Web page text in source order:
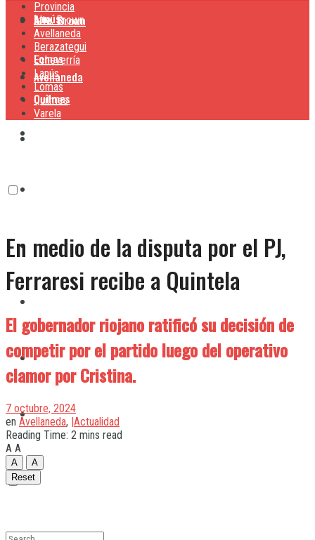
Lanús
Lomas
Quilmes
Alte. Brown
Avellaneda
Lanús
Quilmes
Varela
Provincia
Alte. Brown
Avellaneda
Berazategui
Echeverría
Lanús
Lomas
Quilmes
Varela
En medio de la disputa por el PJ,
Ferraresi recibe a Quintela
El gobernador riojano ratificó su decisión de
competir por el partido luego del operativo
clamor por Cristina.
7 octubre, 2024
en Avellaneda, |Actualidad
Reading Time: 2 mins read
A A
A
A
Reset